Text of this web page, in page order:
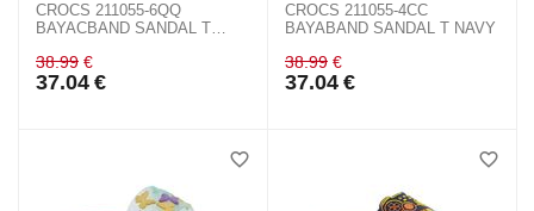
CROCS 211055-6QQ
BAYACBAND SANDAL T
38.99 €
37.04 €
CROCS 211055-4CC
BAYABAND SANDAL T NAVY
38.99 €
37.04 €